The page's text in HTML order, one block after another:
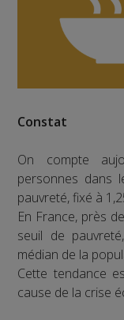
Constat
On compte
personnes dans
pauvreté, fixé à
En France, près
seuil de
médian de la
Cette tendance
cause de la crise